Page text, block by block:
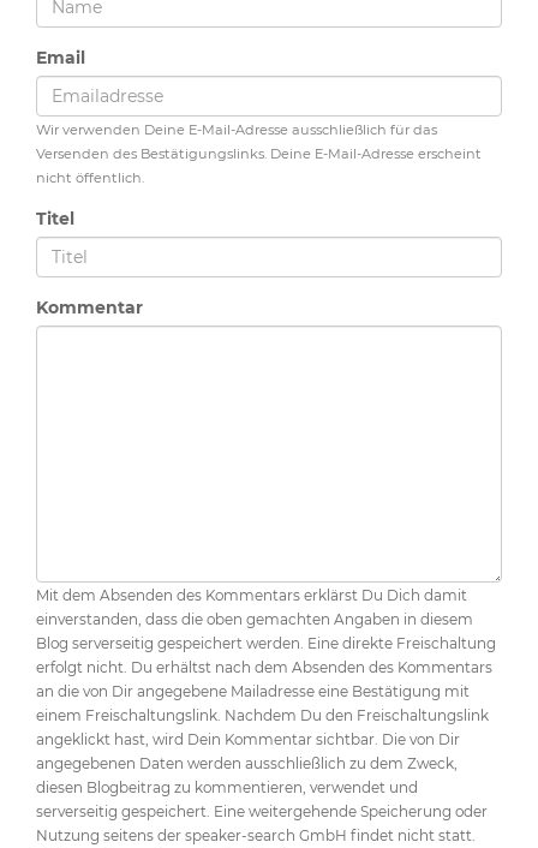
Email
Wir verwenden Deine E-Mail-Adresse ausschließlich für das
Versenden des Bestätigungslinks. Deine E-Mail-Adresse erscheint
nicht öffentlich.
Titel
Kommentar
Mit dem Absenden des Kommentars erklärst Du Dich damit
einverstanden, dass die oben gemachten Angaben in diesem
Blog serverseitig gespeichert werden. Eine direkte Freischaltung
erfolgt nicht. Du erhältst nach dem Absenden des Kommentars
an die von Dir angegebene Mailadresse eine Bestätigung mit
einem Freischaltungslink. Nachdem Du den Freischaltungslink
angeklickt hast, wird Dein Kommentar sichtbar. Die von Dir
angegebenen Daten werden ausschließlich zu dem Zweck,
diesen Blogbeitrag zu kommentieren, verwendet und
serverseitig gespeichert. Eine weitergehende Speicherung oder
Nutzung seitens der speaker-search GmbH findet nicht statt.